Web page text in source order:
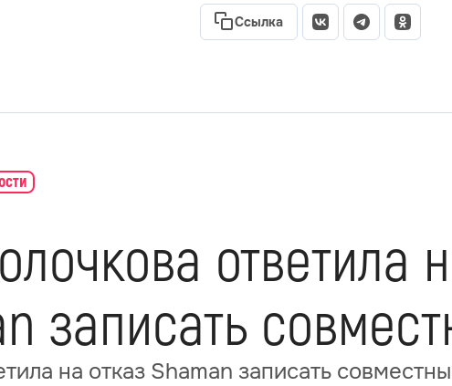
Ссылка
ответила
записать
на отказ Shaman записать